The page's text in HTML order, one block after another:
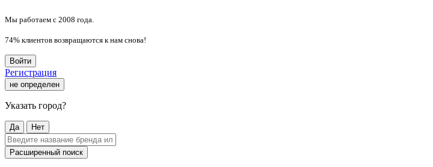
Мы работаем с 2008 года.
74% клиентов возвращаются к нам снова!
Войти
Регистрация
не определен
Указать город?
Да Нет
Расширенный поиск